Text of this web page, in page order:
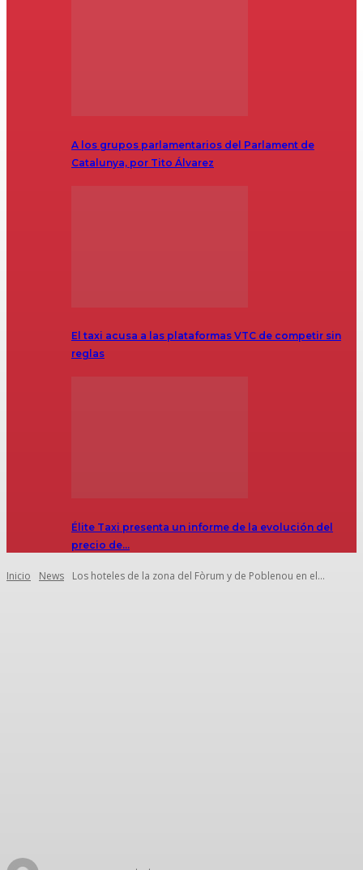
A los grupos parlamentarios del Parlament de
Catalunya, por Tito Álvarez
El taxi acusa a las plataformas VTC de competir sin
reglas
Élite Taxi presenta un informe de la evolución del
precio de…
Inicio News Los hoteles de la zona del Fòrum y de Poblenou en el...